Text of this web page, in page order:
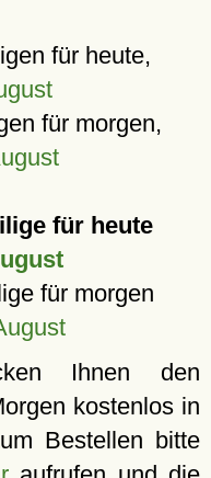
für heute,
für morgen,
für heute
für morgen
Ihnen den
kostenlos in
Bestellen bitte